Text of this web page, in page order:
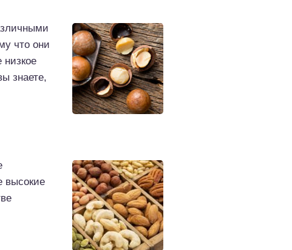
что они
знаете,
высокие